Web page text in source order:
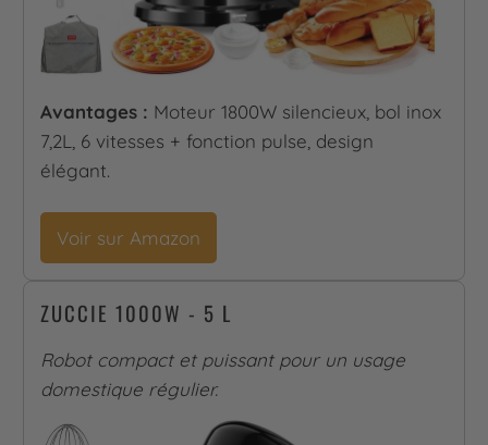
Avantages : Moteur 1800W silencieux, bol inox
7,2L, 6 vitesses + fonction pulse, design
élégant.
Voir sur Amazon
ZUCCIE 1000W - 5 L
Robot compact et puissant pour un usage
domestique régulier.